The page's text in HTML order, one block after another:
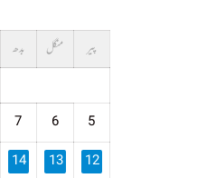
پیر
منگل بدھ
5
6
7
12
13
14